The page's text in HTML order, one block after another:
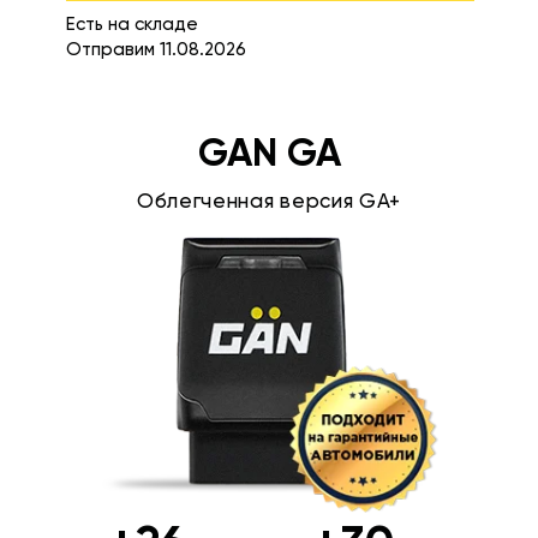
Есть на складе
Отправим 11.08.2026
GAN GA
Облегченная версия GA+